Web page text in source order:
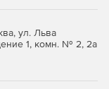
ул. Льва
1, комн. № 2, 2а